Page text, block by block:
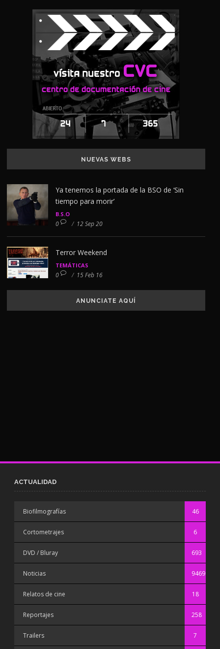
NUEVAS WEBS
Ya tenemos la portada de la BSO de ‘Sin
tiempo para morir’
B.S.O
0 / 12 Sep 20
Terror Weekend
TEMÁTICAS
0 / 15 Feb 16
ANUNCIATE AQUÍ
ACTUALIDAD
Biofilmografías 46
Cortometrajes 6
DVD / Bluray 693
Noticias 9469
Relatos de cine 18
Reportajes 258
Trailers 7